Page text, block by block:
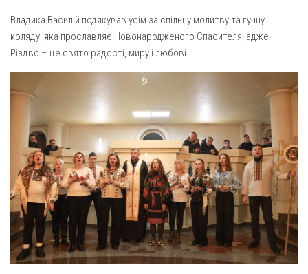
Комісія у справах родини
Комісія з питань душпастирства охорони здоров’я
Квіти Слобожанщини
Харківщина
Полтавщина
Сумщина
Оголошення
Трансляції
Владика Василій подякував усім за спільну молитву та гучну
коляду, яка прославляє Новонародженого Спасителя, адже
Різдво – це свято радості, миру і любові.